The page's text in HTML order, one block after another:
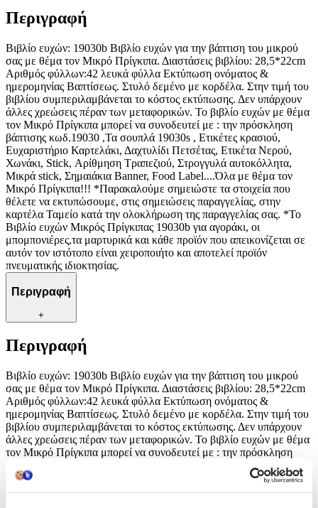
Περιγραφή
Βιβλίο ευχών: 19030b Βιβλίο ευχών για την βάπτιση του μικρού
σας με θέμα τον Μικρό Πρίγκιπα. Διαστάσεις βιβλίου: 28,5*22cm
Αριθμός φύλλων:42 λευκά φύλλα Εκτύπωση ονόματος &
ημερομηνίας Βαπτίσεως. Στυλό δεμένο με κορδέλα. Στην τιμή του
βιβλίου συμπεριλαμβάνεται το κόστος εκτύπωσης. Δεν υπάρχουν
άλλες χρεώσεις πέραν των μεταφορικών. Το βιβλίο ευχών με θέμα
τον Μικρό Πρίγκιπα μπορεί να συνοδευτεί με : την πρόσκληση
βάπτισης κωδ.19030 ,Τα σουπλά 19030s , Ετικέτες κρασιού,
Ευχαριστήριο Καρτελάκι, Δαχτυλίδι Πετσέτας, Ετικέτα Νερού,
Χωνάκι, Stick, Αρίθμηση Τραπεζιού, Στρογγυλά αυτοκόλλητα,
Μικρά stick, Σημαιάκια Banner, Food Label....Όλα με θέμα τον
Μικρό Πρίγκιπα!!! *Παρακαλούμε σημειώστε τα στοιχεία που
θέλετε να εκτυπώσουμε, στις σημειώσεις παραγγελίας, στην
καρτέλα Ταμείο κατά την ολοκλήρωση της παραγγελίας σας. *Το
Βιβλίο ευχών Μικρός Πρίγκιπας 19030b για αγοράκι, οι
μπομπονιέρες,τα μαρτυρικά και κάθε προϊόν που απεικονίζεται σε
αυτόν τον ιστότοπο είναι χειροποιήτο και αποτελεί προϊόν
πνευματικής ιδιοκτησίας.
Περιγραφή
+
Περιγραφή
Βιβλίο ευχών: 19030b Βιβλίο ευχών για την βάπτιση του μικρού
σας με θέμα τον Μικρό Πρίγκιπα. Διαστάσεις βιβλίου: 28,5*22cm
Αριθμός φύλλων:42 λευκά φύλλα Εκτύπωση ονόματος &
ημερομηνίας Βαπτίσεως. Στυλό δεμένο με κορδέλα. Στην τιμή του
βιβλίου συμπεριλαμβάνεται το κόστος εκτύπωσης. Δεν υπάρχουν
άλλες χρεώσεις πέραν των μεταφορικών. Το βιβλίο ευχών με θέμα
τον Μικρό Πρίγκιπα μπορεί να συνοδευτεί με : την πρόσκληση
βάπτισης κωδ.19030 ,Τα σουπλά 19030s , Ετικέτες κρασιού,
Ευχαριστήριο Καρτελάκι, Δαχτυλίδι Πετσέτας, Ετικέτα Νερού,
Χωνάκι, Stick, Αρίθμηση Τραπεζιού, Στρογγυλά αυτοκόλλητα,